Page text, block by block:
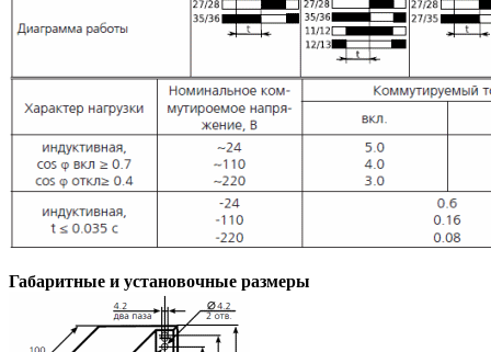
Габаритные и установочные размеры